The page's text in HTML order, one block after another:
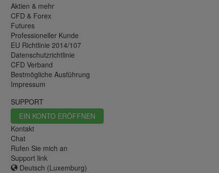
Aktien & mehr
CFD & Forex
Futures
Professioneller Kunde
EU Richtlinie 2014/107
Datenschutzrichtlinie
CFD Verband
Bestmögliche Ausführung
Impressum
SUPPORT
EIN KONTO ERÖFFNEN
Kontakt
Chat
Rufen Sie mich an
Support link
Deutsch (Luxemburg)